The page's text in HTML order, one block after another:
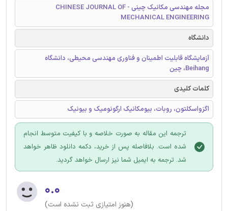
مجله مهندسی مکانیک چینی - CHINESE JOURNAL OF
MECHANICAL ENGINEERING
دانشگاه
آزمایشگاه قابلیت اطمینان و فناوری مهندسی محیطی، دانشگاه
Beihang، چین
کلمات کلیدی
اگزواسکلتون، روبات، بیومکانیک ارگونومیک و بیونیک
ترجمه این مقاله به صورت خلاصه و با کیفیت متوسط انجام
شده است. بلافاصله پس از خرید، دکمه دانلود ظاهر خواهد
شد. ترجمه به ایمیل شما نیز ارسال خواهد گردید.
۰.۰
(هنوز امتیازی ثبت نشده است)